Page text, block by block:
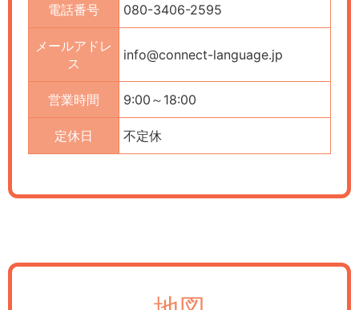
電話番号 080-3406-2595
メールアドレ
ス
info@connect-language.jp
営業時間 9:00～18:00
定休日 不定休